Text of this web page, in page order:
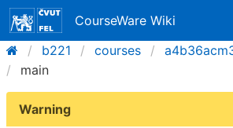
CourseWare Wiki
b221
courses
main
Warning